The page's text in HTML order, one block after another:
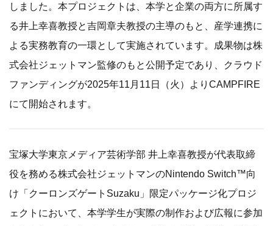
しました。本プロジェクトは、本学と企業の両方に所属す
る井上幸喜教授と吉岡章夫教授の主導のもと、産学連携に
よる実務教育の一環として実施されています。成果物は株
式会社ジェットマン監修のもと公開予定であり、クラウド
ファンディングが2025年11月11日（火）よりCAMPFIRE
にて開始されます。
宝塚大学東京メディア芸術学部 井上幸喜教授が代表取締
役を務める株式会社ジェットマンのNintendo Switch™向
け「クーロンズゲートSuzaku」限定パッケージ化プロジ
ェクトにおいて、本学学生が実際の制作および広報に参加